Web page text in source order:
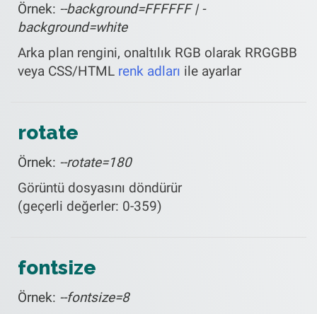
Örnek: --background=FFFFFF | -
background=white
Arka plan rengini, onaltılık RGB olarak RRGGBB
veya CSS/HTML renk adları ile ayarlar
rotate
Örnek: --rotate=180
Görüntü dosyasını döndürür
(geçerli değerler: 0-359)
fontsize
Örnek: --fontsize=8